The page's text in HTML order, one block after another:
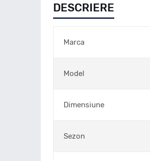
DESCRIERE
Marca
Model
Dimensiune
Sezon